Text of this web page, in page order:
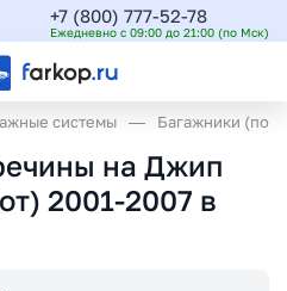
+7 (800) 777-52-78
Ежедневно с 09:00 до 21:00 (по Мск)
системы Багажники
на Джип
2001-2007 в